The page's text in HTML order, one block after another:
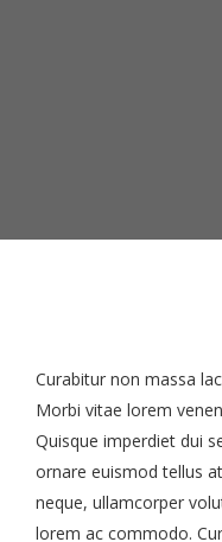
Curabitur non massa
Morbi vitae lorem
Quisque imperdiet dui
ornare euismod tellus
neque, ullamcorper
lorem ac commodo.